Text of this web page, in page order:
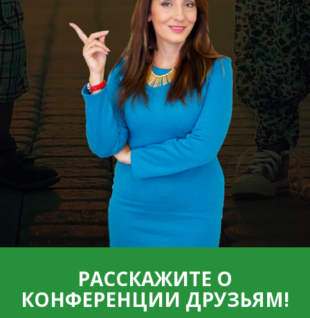
РАССКАЖИТЕ О
КОНФЕРЕНЦИИ ДРУЗЬЯМ!